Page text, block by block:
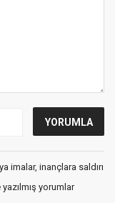
imalar, inançlara saldırı
yorumlar